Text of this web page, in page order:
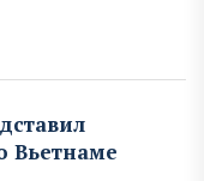
Вьетнаме